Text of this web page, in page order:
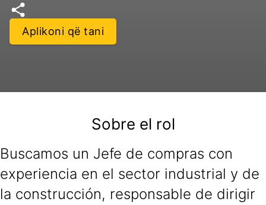
Aplikoni që tani
Sobre el rol
Buscamos un Jefe de compras con
experiencia en el sector industrial y de
la construcción, responsable de dirigir